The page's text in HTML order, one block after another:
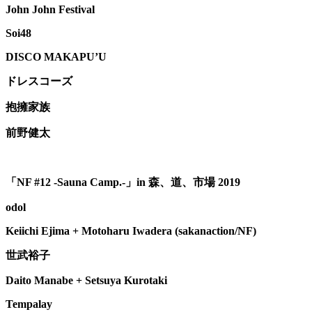
John John Festival
Soi48
DISCO MAKAPU’U
ドレスコーズ
抱擁家族
前野健太
「 NF #12 -Sauna Camp.- 」 in 森、道、市場2019
odol
Keiichi Ejima + Motoharu Iwadera (sakanaction/NF)
世武裕子
Daito Manabe + Setsuya Kurotaki
Tempalay